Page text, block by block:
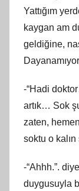
Yattığım
kaygan am
geldiğine,
-“Hadi
artık… Sok
zaten,
soktu o
-“Ahhh.”.
duygusuyla